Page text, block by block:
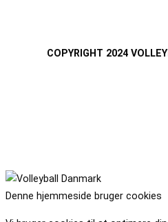
COPYRIGHT 2024
Denne hjemmeside bruger cookies